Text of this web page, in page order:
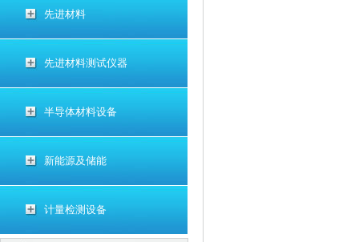
先进材料
先进材料测试仪器
半导体材料设备
新能源及储能
计量检测设备